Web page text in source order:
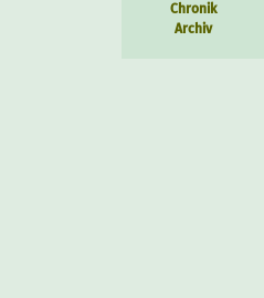
Chronik
Archiv